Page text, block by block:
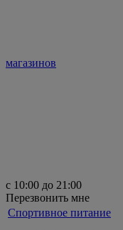
магазинов
с 10:00 до 21:00
Перезвонить мне
Спортивное питание